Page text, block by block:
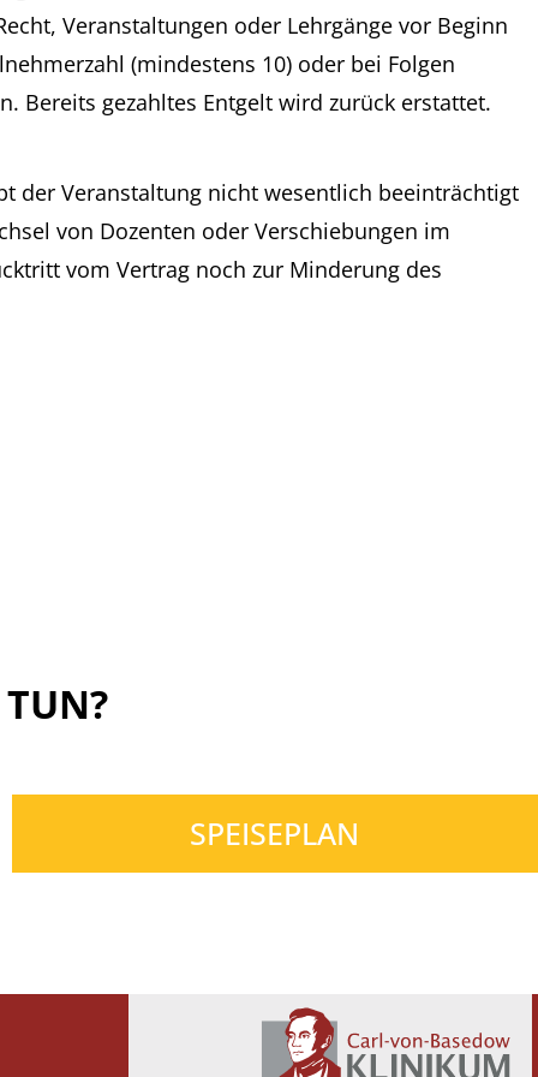
Veranstaltungen oder Lehrgänge vor Beginn
(mindestens 10) oder bei Folgen
Bereits gezahltes Entgelt wird zurück erstattet.
der Veranstaltung nicht wesentlich beeinträchtigt
von Dozenten oder Verschiebungen im
vom Vertrag noch zur Minderung des
SPEISEPLAN